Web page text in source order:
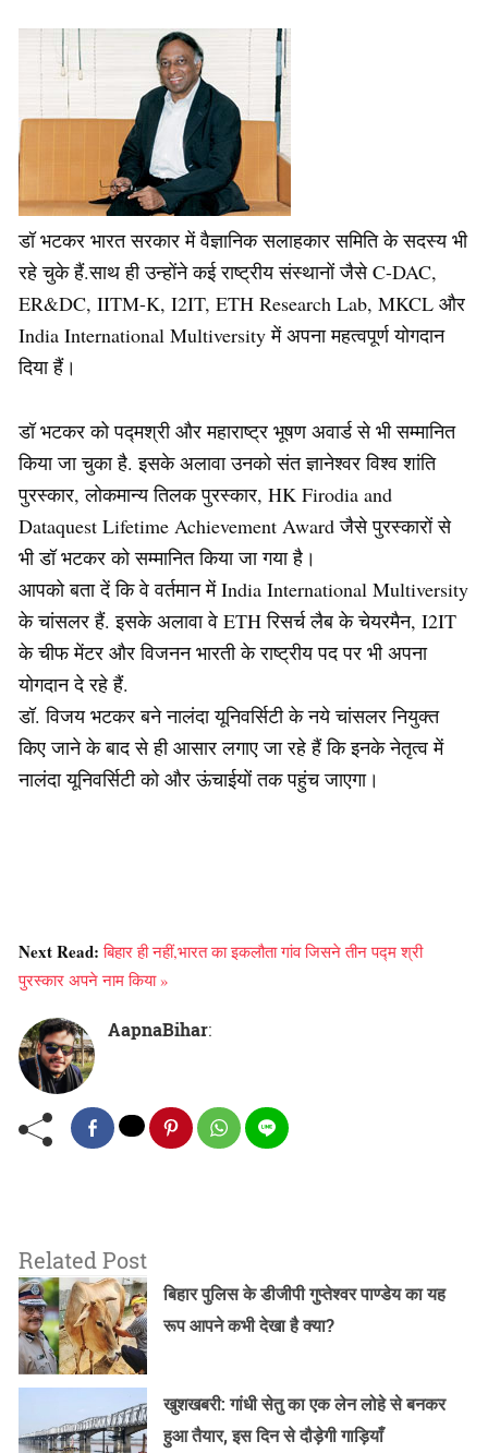
डॉ भटकर भारत सरकार में वैज्ञानिक सलाहकार समिति के सदस्य भी
रहे चुके हैं.साथ ही उन्होंने कई राष्ट्रीय संस्थानों जैसे C-DAC,
ER&DC, IITM-K, I2IT, ETH Research Lab, MKCL और
India International Multiversity में अपना महत्वपूर्ण योगदान
दिया हैं।
डॉ भटकर को पद्मश्री और महाराष्ट्र भूषण अवार्ड से भी सम्मानित
किया जा चुका है. इसके अलावा उनको संत ज्ञानेश्वर विश्व शांति
पुरस्कार, लोकमान्य तिलक पुरस्कार, HK Firodia and
Dataquest Lifetime Achievement Award जैसे पुरस्कारों से
भी डॉ भटकर को सम्मानित किया जा गया है।
आपको बता दें कि वे वर्तमान में India International Multiversity
के चांसलर हैं. इसके अलावा वे ETH रिसर्च लैब के चेयरमैन, I2IT
के चीफ मेंटर और विजनन भारती के राष्ट्रीय पद पर भी अपना
योगदान दे रहे हैं.
डॉ. विजय भटकर बने नालंदा यूनिवर्सिटी के नये चांसलर नियुक्त
किए जाने के बाद से ही आसार लगाए जा रहे हैं कि इनके नेतृत्व में
नालंदा यूनिवर्सिटी को और ऊंचाईयों तक पहुंच जाएगा।
Next Read:बिहार ही नहीं,भारत का इकलौता गांव जिसने तीन पद्म श्री
पुरस्कार अपने नाम किया »
AapnaBihar:
Related Post
बिहार पुलिस के डीजीपी गुप्तेश्वर पाण्डेय का यह
रूप आपने कभी देखा है क्या?
खुशखबरी: गांधी सेतु का एक लेन लोहे से बनकर
हुआ तैयार, इस दिन से दौड़ेगी गाड़ियाँ